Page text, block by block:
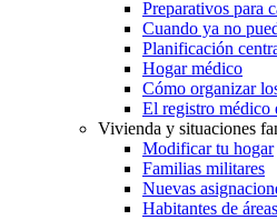
Preparativos para
Cuando ya no
Planificación
Hogar médico
Cómo organizar
El registro médico
Vivienda y situaciones
Modificar tu hogar
Familias militares
Nuevas
Habitantes de